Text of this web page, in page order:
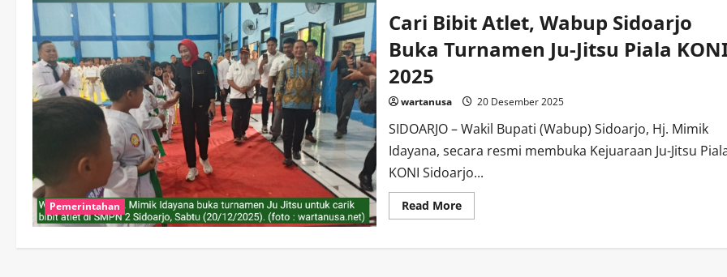
Pemerintahan
Cari Bibit Atlet, Wabup Sidoarjo
Buka Turnamen Ju-Jitsu Piala
2025
wartanusa 20 Desember 2025
SIDOARJO – Wakil Bupati (Wabup) Sidoarjo, Hj. Mimik
Idayana, secara resmi membuka Kejuaraan Ju-Jitsu
KONI Sidoarjo...
Read MoreRead
more
Bibit